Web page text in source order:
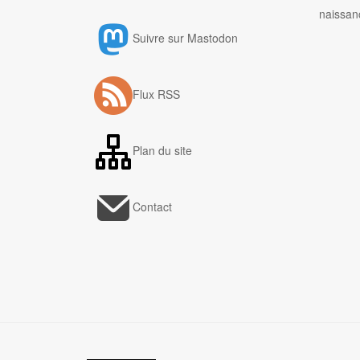
Suivre sur Mastodon
Flux RSS
Plan du site
Contact